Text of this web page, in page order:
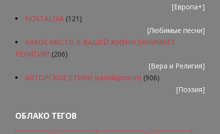
[Европа+]
NOSTALGIA (121)
[Любимые песни]
КАКОЕ МЕСТО В ВАШЕЙ ЖИЗНИ ЗАНИМАЕТ
РЕЛИГИЯ? (206)
[Вера и Религия]
АВТОРСКИЕ СТИХИ (калейдоскоп) (906)
[Поэзия]
ОБЛАКО ТЕГОВ